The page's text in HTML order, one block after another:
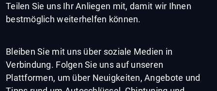
Teilen Sie uns Ihr Anliegen mit, damit wir Ihnen
bestmöglich weiterhelfen können.
Bleiben Sie mit uns über soziale Medien in
Verbindung. Folgen Sie uns auf unseren
Plattformen, um über Neuigkeiten, Angebote und